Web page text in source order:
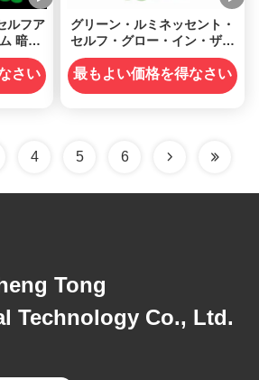
ルフア
暗い
さい
グリーン・ルミネッセント・
セルフ・グロー・イン・ザ・
ダーク・ビニール・アデシ
ブ・フィルム
最もよい価格を得なさい
4 5 6
Tong
Technology Co., Ltd.